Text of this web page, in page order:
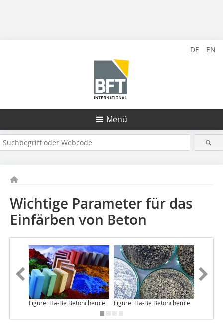
DE EN
Menü
Wichtige Parameter für das
Einfärben von Beton
Figure: Ha-Be Betonchemie Figure: Ha-Be Betonchemie